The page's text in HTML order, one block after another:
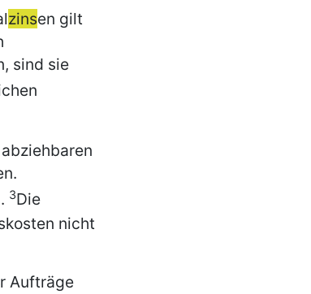
zinsen gilt
sind sie
3Die
nicht
Aufträge